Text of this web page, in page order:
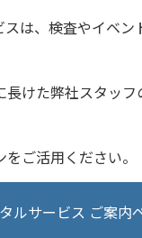
は、検査やイベ
けた弊社スタッ
ご活用ください。
ルサービス ご案内